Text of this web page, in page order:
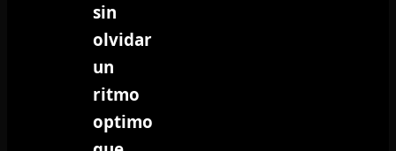
sin
olvidar
un
ritmo
optimo